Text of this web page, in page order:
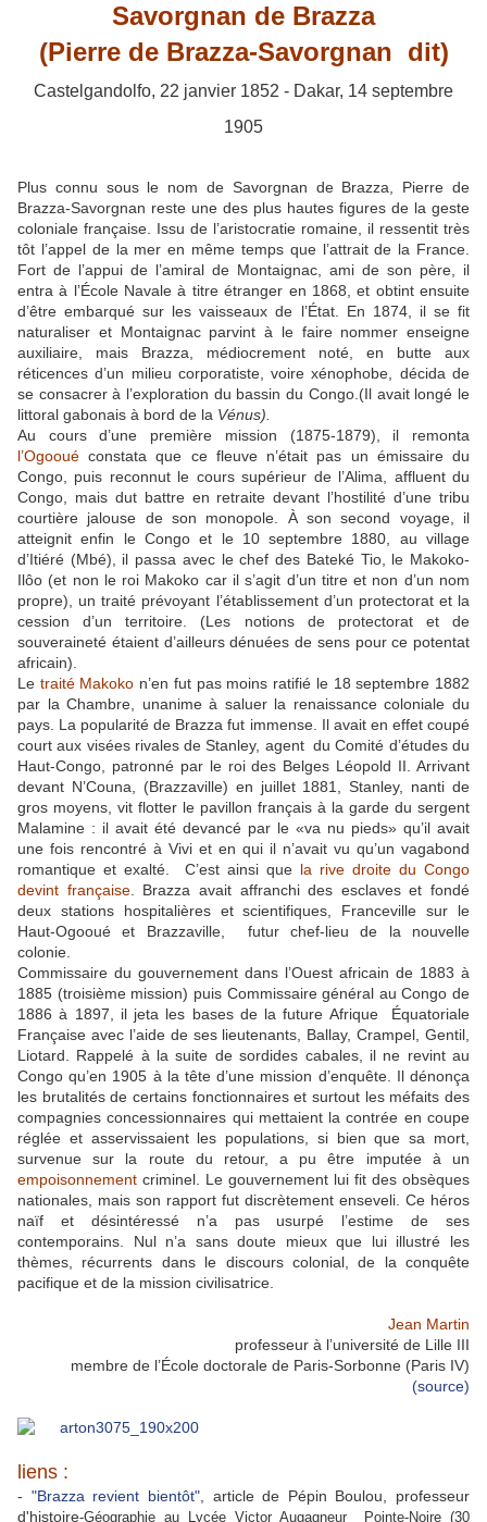
Savorgnan de Brazza
(Pierre de Brazza-Savorgnan dit)
Castelgandolfo, 22 janvier 1852 - Dakar, 14 septembre
1905
Plus connu sous le nom de Savorgnan de Brazza, Pierre de
Brazza-Savorgnan reste une des plus hautes figures de la geste
coloniale française. Issu de l’aristocratie romaine, il ressentit très
tôt l’appel de la mer en même temps que l’attrait de la France.
Fort de l’appui de l’amiral de Montaignac, ami de son père, il
entra à l’École Navale à titre étranger en 1868, et obtint ensuite
d’être embarqué sur les vaisseaux de l’État. En 1874, il se fit
naturaliser et Montaignac parvint à le faire nommer enseigne
auxiliaire, mais Brazza, médiocrement noté, en butte aux
réticences d’un milieu corporatiste, voire xénophobe, décida de
se consacrer à l’exploration du bassin du Congo.(Il avait longé le
littoral gabonais à bord de la Vénus).
Au cours d’une première mission (1875-1879), il remonta
l’Ogooué constata que ce fleuve n’était pas un émissaire du
Congo, puis reconnut le cours supérieur de l’Alima, affluent du
Congo, mais dut battre en retraite devant l’hostilité d’une tribu
courtière jalouse de son monopole. À son second voyage, il
atteignit enfin le Congo et le 10 septembre 1880, au village
d’Itiéré (Mbé), il passa avec le chef des Bateké Tio, le Makoko-
Ilôo (et non le roi Makoko car il s’agit d’un titre et non d’un nom
propre), un traité prévoyant l’établissement d’un protectorat et la
cession d’un territoire. (Les notions de protectorat et de
souveraineté étaient d’ailleurs dénuées de sens pour ce potentat
africain).
Le traité Makoko n’en fut pas moins ratifié le 18 septembre 1882
par la Chambre, unanime à saluer la renaissance coloniale du
pays. La popularité de Brazza fut immense. Il avait en effet coupé
court aux visées rivales de Stanley, agent du Comité d’études du
Haut-Congo, patronné par le roi des Belges Léopold II. Arrivant
devant N’Couna, (Brazzaville) en juillet 1881, Stanley, nanti de
gros moyens, vit flotter le pavillon français à la garde du sergent
Malamine : il avait été devancé par le «va nu pieds» qu’il avait
une fois rencontré à Vivi et en qui il n’avait vu qu’un vagabond
romantique et exalté. C’est ainsi que la rive droite du Congo
devint française. Brazza avait affranchi des esclaves et fondé
deux stations hospitalières et scientifiques, Franceville sur le
Haut-Ogooué et Brazzaville, futur chef-lieu de la nouvelle
colonie.
Commissaire du gouvernement dans l’Ouest africain de 1883 à
1885 (troisième mission) puis Commissaire général au Congo de
1886 à 1897, il jeta les bases de la future Afrique Équatoriale
Française avec l’aide de ses lieutenants, Ballay, Crampel, Gentil,
Liotard. Rappelé à la suite de sordides cabales, il ne revint au
Congo qu’en 1905 à la tête d’une mission d’enquête. Il dénonça
les brutalités de certains fonctionnaires et surtout les méfaits des
compagnies concessionnaires qui mettaient la contrée en coupe
réglée et asservissaient les populations, si bien que sa mort,
survenue sur la route du retour, a pu être imputée à un
empoisonnement criminel. Le gouvernement lui fit des obsèques
nationales, mais son rapport fut discrètement enseveli. Ce héros
naïf et désintéressé n’a pas usurpé l’estime de ses
contemporains. Nul n’a sans doute mieux que lui illustré les
thèmes, récurrents dans le discours colonial, de la conquête
pacifique et de la mission civilisatrice.
Jean Martin
professeur à l’université de Lille III
membre de l’École doctorale de Paris-Sorbonne (Paris IV)
(source)
liens :
- "Brazza revient bientôt", article de Pépin Boulou, professeur
d'histoire-Géographie au Lycée Victor Augagneur Pointe-Noire (30